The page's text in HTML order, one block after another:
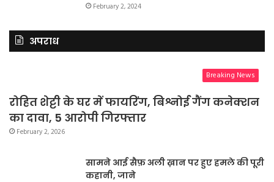
February 2, 2024
अपराध
Breaking News
रोहित शेट्टी के घर में फायरिंग, बिश्नोई गैंग कनेक्शन
का दावा, 5 आरोपी गिरफ्तार
February 2, 2026
सामने आई सैफ़ अली ख़ान पर हुए हमले की पूरी
कहानी, जाने